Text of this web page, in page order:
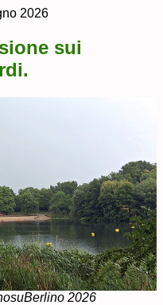
2026
sui
2026